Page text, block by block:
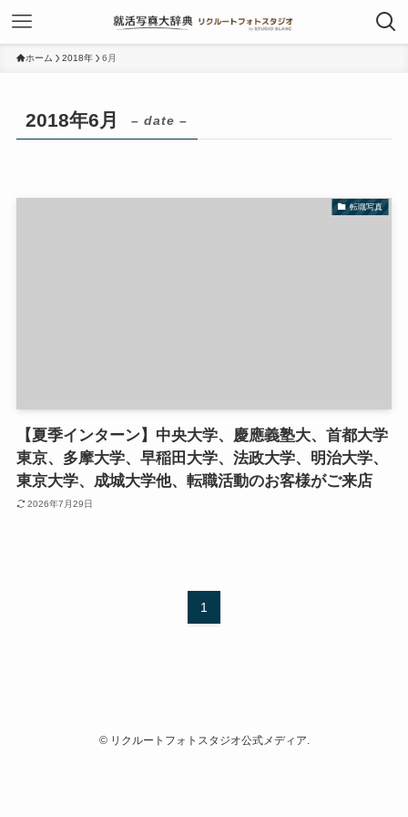
ホーム 2018年 6月
2018年6月 – date –
転職写真
【夏季インターン】中央大学、慶應義塾大、首都大学
東京、多摩大学、早稲田大学、法政大学、明治大学、
東京大学、成城大学他、転職活動のお客様がご来店
2026年7月29日
1
©リクルートフォトスタジオ公式メディア.